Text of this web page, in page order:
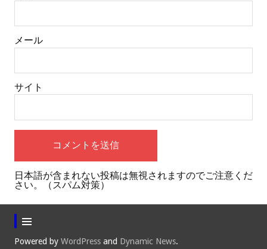
メール
サイト
日本語が含まれない投稿は無視されますのでご注意くだ
さい。（スパム対策）
Powered by WordPress and Dynamic News.